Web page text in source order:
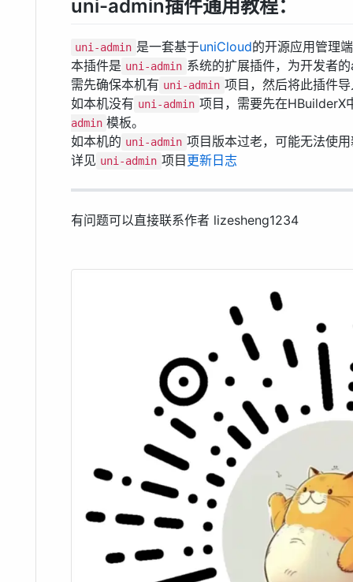
uni-admin插件通用教程：
uni-admin 是一套基于uniCloud的开源应用管理
本插件是 uni-admin 系统的扩展插件，为开发者
需先确保本机有 uni-admin 项目，然后将此插件
如本机没有 uni-admin 项目，需要先在
admin 模板。
如本机的 uni-admin 项目版本过老，可能无法使
详见 uni-admin 项目更新日志
有问题可以直接联系作者 lizesheng1234